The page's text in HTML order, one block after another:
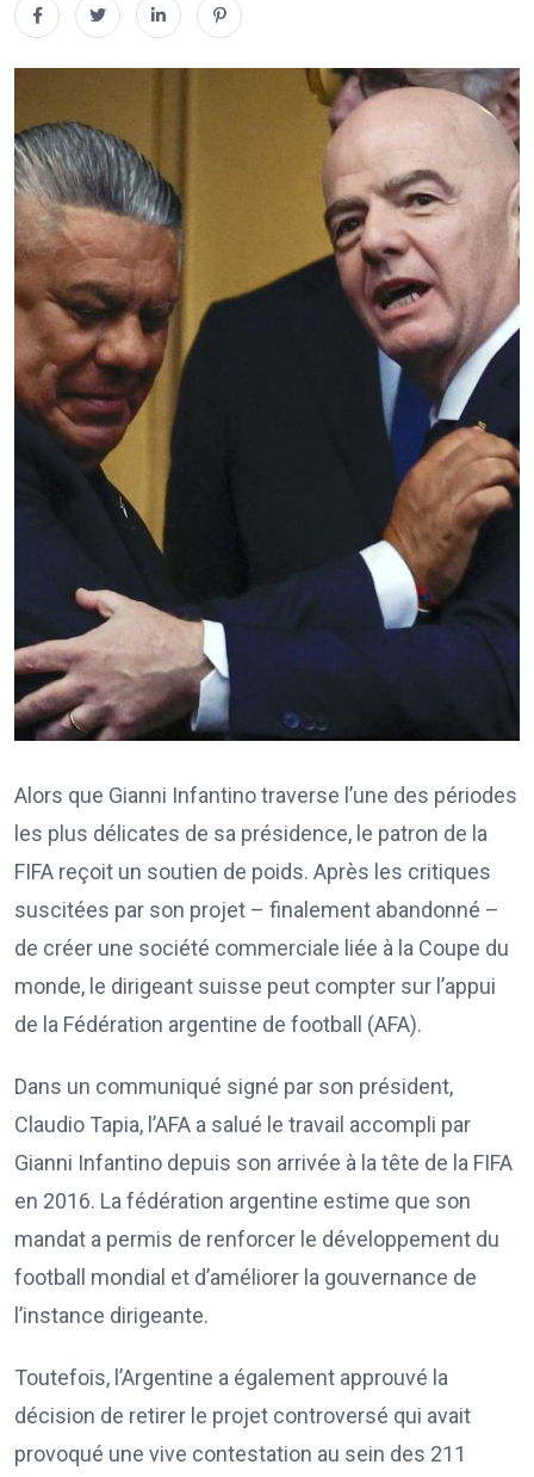
Alors que Gianni Infantino traverse l’une des périodes
les plus délicates de sa présidence, le patron de la
FIFA reçoit un soutien de poids. Après les critiques
suscitées par son projet – finalement abandonné –
de créer une société commerciale liée à la Coupe du
monde, le dirigeant suisse peut compter sur l’appui
de la Fédération argentine de football (AFA).
Dans un communiqué signé par son président,
Claudio Tapia, l’AFA a salué le travail accompli par
Gianni Infantino depuis son arrivée à la tête de la FIFA
en 2016. La fédération argentine estime que son
mandat a permis de renforcer le développement du
football mondial et d’améliorer la gouvernance de
l’instance dirigeante.
Toutefois, l’Argentine a également approuvé la
décision de retirer le projet controversé qui avait
provoqué une vive contestation au sein des 211